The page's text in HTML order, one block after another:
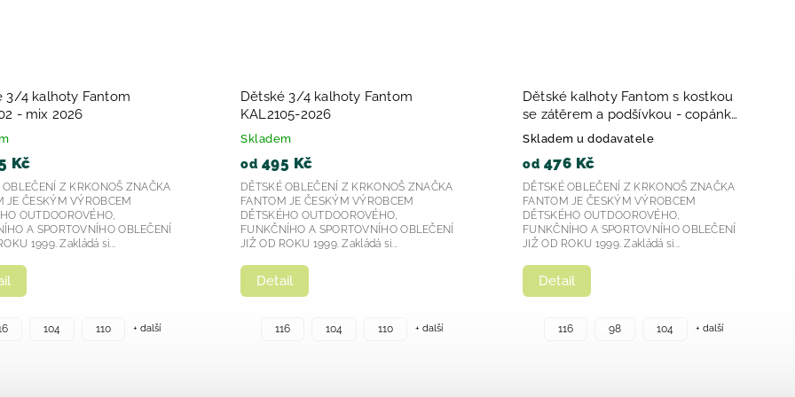
3/4 kalhoty Fantom
- mix 2026
Kč
OBLEČENÍ Z KRKONOŠ ZNAČKA
JE ČESKÝM VÝROBCEM
OUTDOOROVÉHO,
A SPORTOVNÍHO OBLEČENÍ
1999. Zakládá si...
104 110 + další
Dětské 3/4 kalhoty Fantom
KAL2105-2026
Skladem
od 495 Kč
Detail
DĚTSKÉ OBLEČENÍ Z KRKONOŠ ZNAČKA
FANTOM JE ČESKÝM VÝROBCEM
DĚTSKÉHO OUTDOOROVÉHO,
FUNKČNÍHO A SPORTOVNÍHO OBLEČENÍ
JIŽ OD ROKU 1999. Zakládá si...
116 104 110 + další
Dětské kalhoty Fantom s kostkou
se zátěrem a podšívkou - copánky
- růžová, modrá a šedá 2023
Skladem u dodavatele
od 476 Kč
Detail
DĚTSKÉ OBLEČENÍ Z KRKONOŠ ZNAČKA
FANTOM JE ČESKÝM VÝROBCEM
DĚTSKÉHO OUTDOOROVÉHO,
FUNKČNÍHO A SPORTOVNÍHO OBLEČENÍ
JIŽ OD ROKU 1999. Zakládá si...
116 98 104 + další